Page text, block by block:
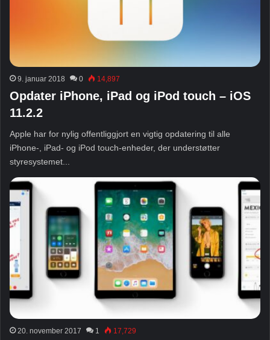
9. januar 2018 0 14,897
Opdater iPhone, iPad og iPod touch – iOS
11.2.2
Apple har for nylig offentliggjort en vigtig opdatering til alle
iPhone-, iPad- og iPod touch-enheder, der understøtter
styresystemet...
20. november 2017 1 17,729